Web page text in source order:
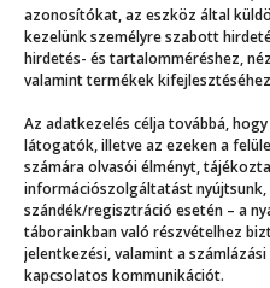
azonosítókat, az eszköz által
kezelünk személyre szabott
hirdetés- és tartalomméréshez,
valamint termékek
Az adatkezelés célja továbbá,
látogatók, illetve az ezeken a
számára olvasói élményt,
információszolgáltatást nyújtsunk,
szándék/regisztráció esetén – a
táborainkban való részvételhez
jelentkezési, valamint a
kapcsolatos kommunikációt.
2023. 02. 25.
Bátorságkarkötő
Peti végre ott volt
megtudta, hogy
dróntáborba,…